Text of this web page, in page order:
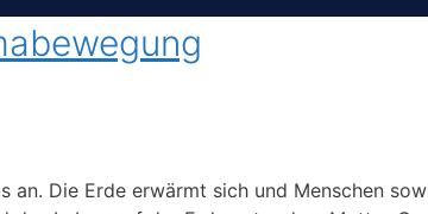
an. Die Erde erwärmt sich und Menschen